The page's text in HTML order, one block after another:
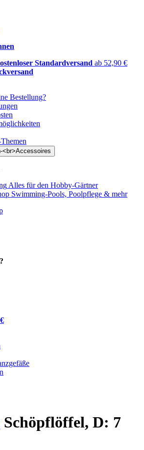
Standardversand ab 52,90 €
Bestellung?
Alles für den Hobby-Gärtner
Swimming-Pools, Poolpflege & mehr
Schöpflöffel, D: 7